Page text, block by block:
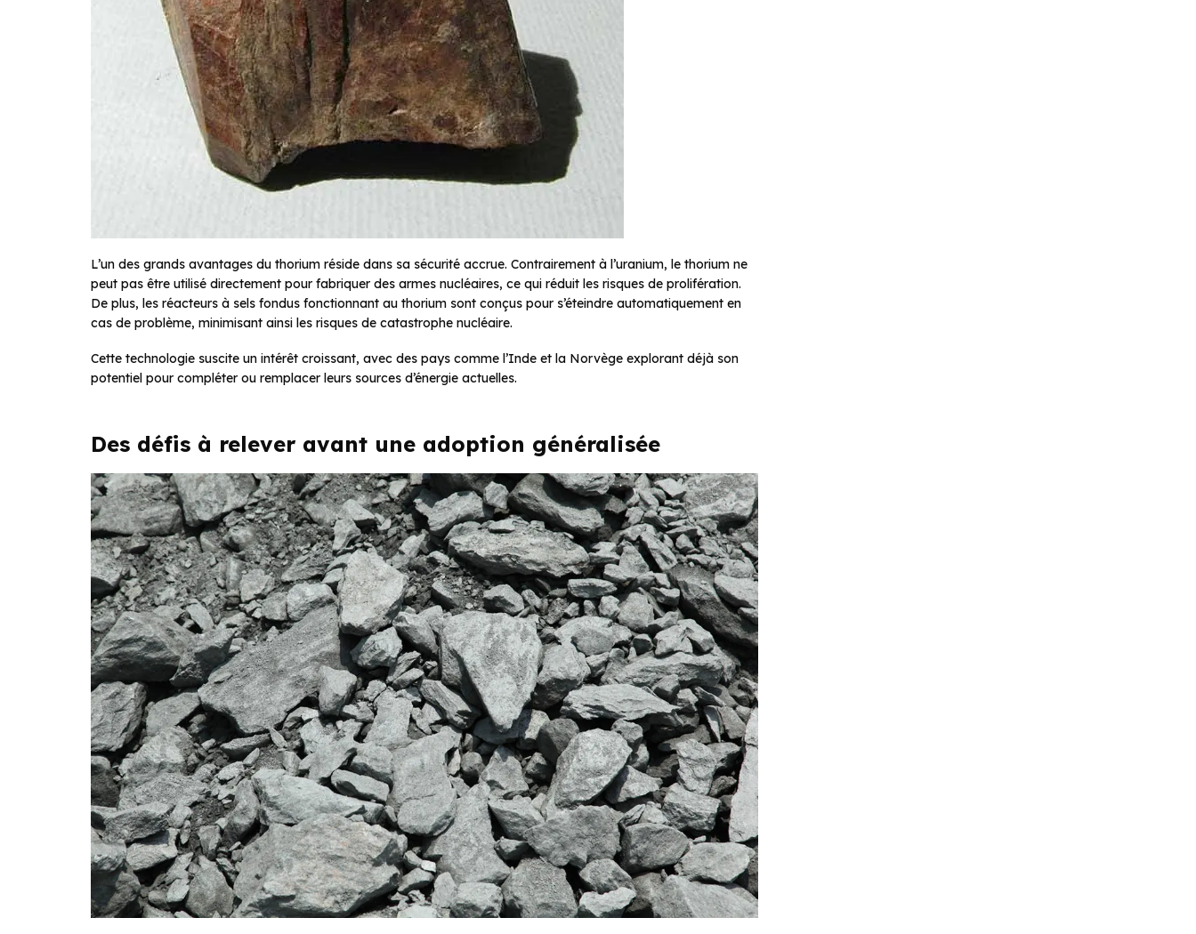
L’un des grands avantages du thorium réside dans sa sécurité accrue. Contrairement à l’uranium, le thorium ne
peut pas être utilisé directement pour fabriquer des armes nucléaires, ce qui réduit les risques de prolifération.
De plus, les réacteurs à sels fondus fonctionnant au thorium sont conçus pour s’éteindre automatiquement en
cas de problème, minimisant ainsi les risques de catastrophe nucléaire.
Cette technologie suscite un intérêt croissant, avec des pays comme l’Inde et la Norvège explorant déjà son
potentiel pour compléter ou remplacer leurs sources d’énergie actuelles.
Des défis à relever avant une adoption généralisée